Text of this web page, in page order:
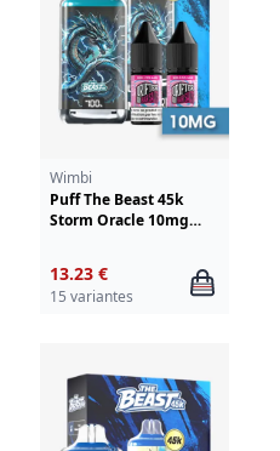
Wimbi
Puff The Beast 45k
Storm Oracle 10mg
13.23 €
15 variantes